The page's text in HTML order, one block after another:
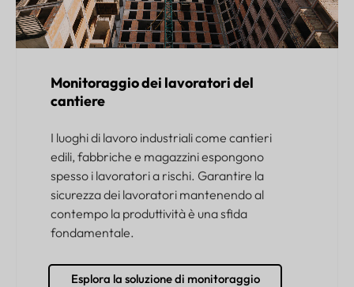
Monitoraggio dei lavoratori del
cantiere
I luoghi di lavoro industriali come cantieri
edili, fabbriche e magazzini espongono
spesso i lavoratori a rischi. Garantire la
sicurezza dei lavoratori mantenendo al
contempo la produttività è una sfida
fondamentale.
Esplora la soluzione di monitoraggio